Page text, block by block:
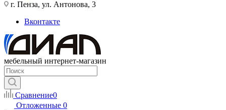
г. Пенза, ул. Антонова, 3
Вконтакте
мебельный интернет-магазин
Сравнение0
Отложенные 0